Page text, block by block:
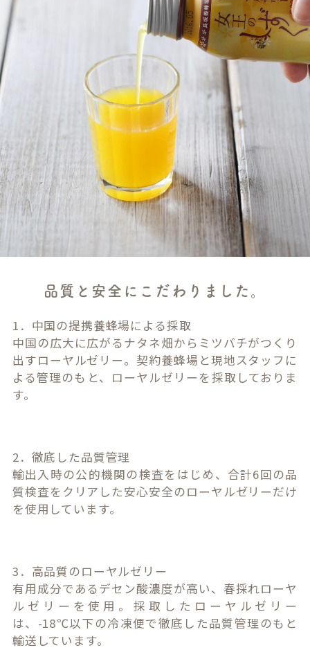
品質と安全にこだわりました。
1．中国の提携養蜂場による採取
中国の広大に広がるナタネ畑からミツバチがつくり
出すローヤルゼリー。契約養蜂場と現地スタッフに
よる管理のもと、ローヤルゼリーを採取しておりま
す。
2．徹底した品質管理
輸出入時の公的機関の検査をはじめ、合計6回の品
質検査をクリアした安心安全のローヤルゼリーだけ
を使用しています。
3．高品質のローヤルゼリー
有用成分であるデセン酸濃度が高い、春採れローヤ
ルゼリーを使用。採取したローヤルゼリー
は、-18℃以下の冷凍便で徹底した品質管理のもと
輸送しています。